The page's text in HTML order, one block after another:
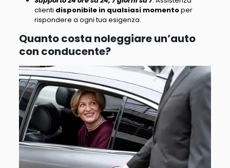
clienti disponibile in qualsiasi momentoper
rispondere a ogni tua esigenza.
Quanto costa noleggiare un’auto
con conducente?